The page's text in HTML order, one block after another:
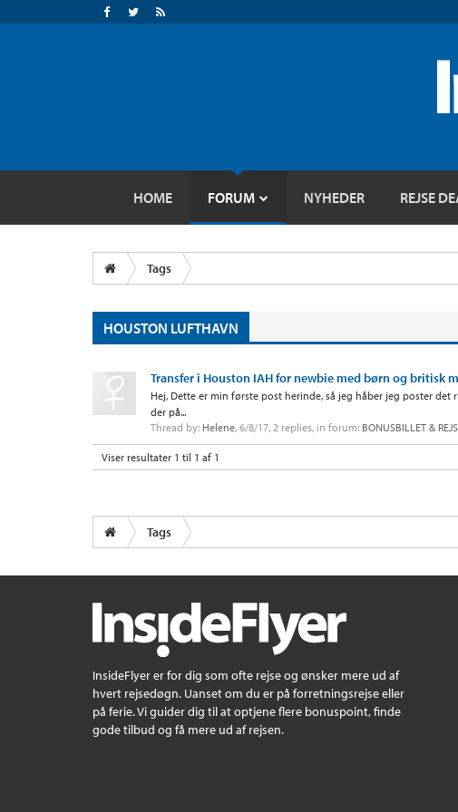
HOME FORUM NYHEDER REJSE
Tags
HOUSTON LUFTHAVN
Transfer i Houston IAH for newbie med børn og britisk
Hej, Dette er min første post herinde, så jeg håber jeg poster
der på...
Thread by: Helene, 6/8/17, 2 replies, in forum: BONUSBILLET &
Viser resultater 1 til 1 af 1
Tags
InsideFlyer er for dig som ofte rejse og ønsker mere ud af
hvert rejsedøgn. Uanset om du er på forretningsrejse eller
på ferie. Vi guider dig til at optjene flere bonuspoint, finde
gode tilbud og få mere ud af rejsen.